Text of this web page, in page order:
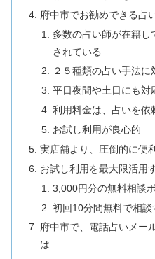
府中市でお勧めできる占
多数の占い師が在籍し
されている
２５種類の占い手法に
平日夜間や土日にも対
利用料金は、占いを依
お試し利用が良心的
実店舗より、圧倒的に便
お試し利用を最大限活用
3,000円分の無料相談
初回10分間無料で相談
府中市で、電話占いメー
は